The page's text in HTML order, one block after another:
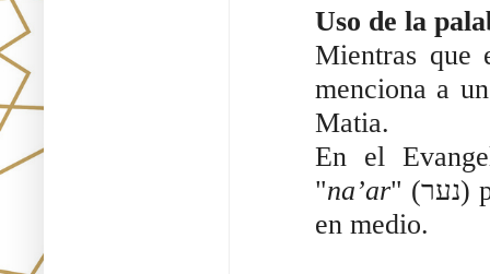
Uso de la
Mientras que
menciona a
Matia.
En el
"na’ar" (נער) para referirse al niño que Yeshú llama y coloca
en medio.